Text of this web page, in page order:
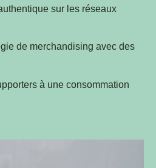
sur les réseaux
de merchandising avec des
à une consommation